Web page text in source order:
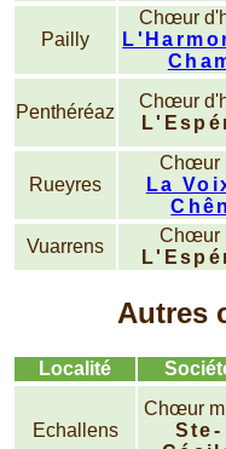
Pailly
Chœur
Penthéréaz
Chœur
Rueyres
Chœur
La
Vuarrens
Chœur
Autres
Localité
Echallens
Chœur
Ste-